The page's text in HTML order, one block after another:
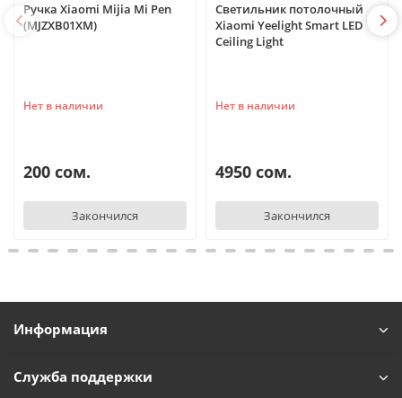
Ручка Xiaomi Mijia Mi Pen
(MJZXB01XM)
Нет в наличии
200 сом.
Закончился
Светильник потолочный
Xiaomi Yeelight Smart LED
Ceiling Light
Нет в наличии
4950 сом.
Закончился
Информация
Служба поддержки